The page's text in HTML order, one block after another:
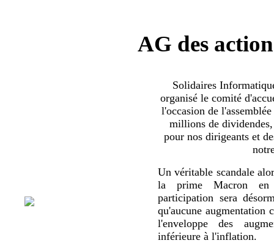
AG des
Solidaires
organisé le comité
l'occasion de
millions de
pour nos dirigeants et
Un véritable scandale
la prime Macron
participation sera
qu'aucune augmentation
l'enveloppe des
inférieure à l'inflation.